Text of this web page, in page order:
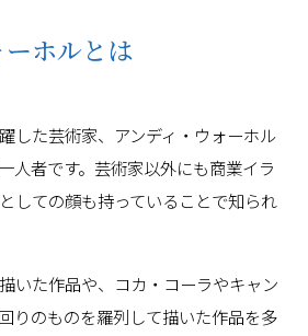
ーホルとは
した芸術家、アンディ・ウォーホル
人者です。芸術家以外にも商業イラ
しての顔も持っていることで知られ
いた作品や、コカ・コーラやキャン
りのものを羅列して描いた作品を多